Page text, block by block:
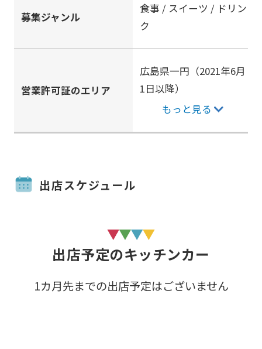
募集ジャンル
食事 / スイーツ / ドリン
ク
営業許可証のエリア
広島県一円（2021年6月
1日以降）
もっと見る
出店スケジュール
出店予定のキッチンカー
1カ月先までの出店予定はございません